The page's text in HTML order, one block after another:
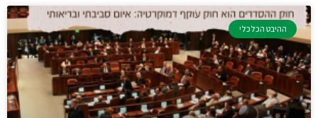
ההיבט הכלכלי